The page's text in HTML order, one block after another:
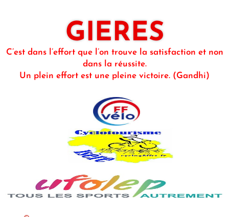
GIERES
C’est dans l’effort que l’on trouve la satisfaction et non
dans la réussite.
Un plein effort est une pleine victoire. (Gandhi)